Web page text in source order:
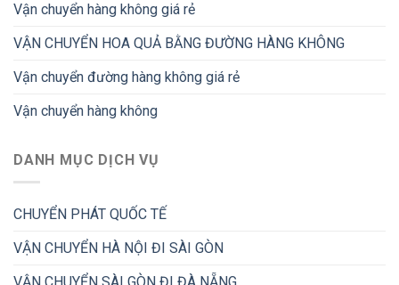
Vận chuyển hàng không giá rẻ
VẬN CHUYỂN HOA QUẢ BẰNG ĐƯỜNG HÀNG KHÔNG
Vận chuyển đường hàng không giá rẻ
Vận chuyển hàng không
DANH MỤC DỊCH VỤ
CHUYỂN PHÁT QUỐC TẾ
VẬN CHUYỂN HÀ NỘI ĐI SÀI GÒN